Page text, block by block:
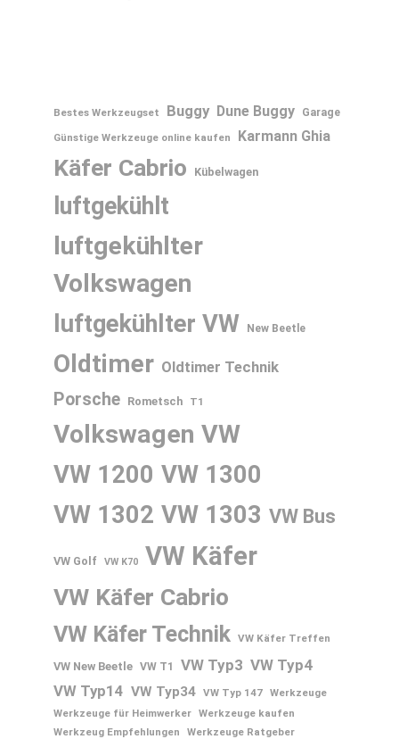
Bestes Werkzeugset Buggy Dune Buggy
Garage
Günstige Werkzeuge online kaufen
Karmann Ghia
Käfer Cabrio Kübelwagen
luftgekühlt
luftgekühlter
Volkswagen
luftgekühlter VW New Beetle
Oldtimer Oldtimer Technik
Porsche Rometsch T1
Volkswagen VW
VW 1200 VW 1300
VW 1302 VW 1303 VW Bus
VW Golf VW K70 VW Käfer
VW Käfer Cabrio
VW Käfer Technik VW Käfer Treffen
VW New Beetle VW T1 VW Typ3 VW Typ4
VW Typ14 VW Typ34 VW Typ 147 Werkzeuge
Werkzeuge für Heimwerker Werkzeuge kaufen
Werkzeug Empfehlungen
Werkzeuge Ratgeber